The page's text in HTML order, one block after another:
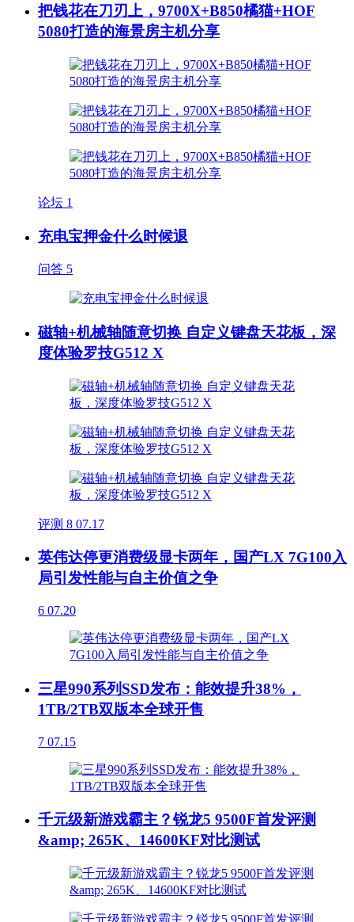
把钱花在刀刃上，9700X+B850橘猫+HOF
5080打造的海景房主机分享
论坛 1
充电宝押金什么时候退
问答 5
磁轴+机械轴随意切换 自定义键盘天花板，深
度体验罗技G512 X
评测 8 07.17
英伟达停更消费级显卡两年，国产LX 7G100入
局引发性能与自主价值之争
6 07.20
三星990系列SSD发布：能效提升38%，
1TB/2TB双版本全球开售
7 07.15
千元级新游戏霸主？锐龙5 9500F首发评测
&amp; 265K、14600KF对比测试